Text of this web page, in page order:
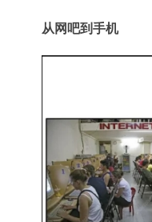
从网吧到手机